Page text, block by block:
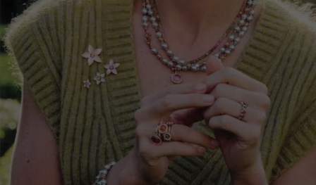
KEMPEN
KÖLN